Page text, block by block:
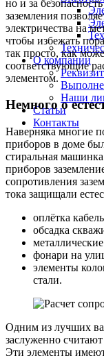
О компании
Наши
Статьи
Контакты
но и за
заземления
электричества на
чтобы избежать
так просто, как
соответствующие
элементом.
Немного о
Наверняка многие
приборов в доме
стиральная
приборов
сопротивления
тока защищали
оплётка
обсадка
фонари на
элементы
стали.
Одним из лучших
заслуженно
Эти элементы имеют